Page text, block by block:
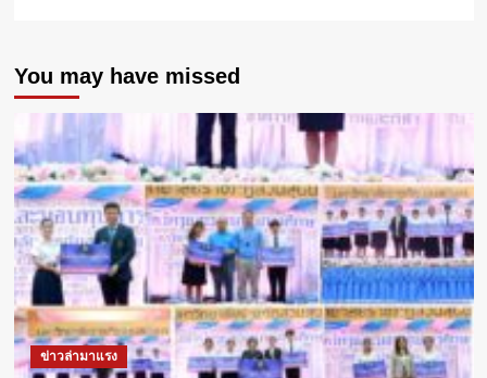
ม.รังสิต
ให้การ
ต้อนรับ
เยี่ยม
เยือน
จาก
มหาวิทยาลัย
ครุศาสตร์
กั้น
หนาน
You may have missed
ข่าวล่ามาแรง